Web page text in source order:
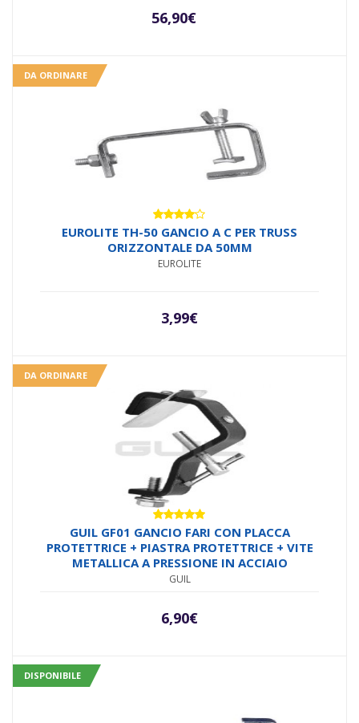
56,90€
DA ORDINARE
Valutato
4.00su
5
EUROLITE TH-50 GANCIO A C PER TRUSS
ORIZZONTALE DA 50MM
EUROLITE
3,99€
DA ORDINARE
Valutato
5.00su 5
GUIL GF01 GANCIO FARI CON PLACCA
PROTETTRICE + PIASTRA PROTETTRICE + VITE
METALLICA A PRESSIONE IN ACCIAIO
GUIL
6,90€
DISPONIBILE